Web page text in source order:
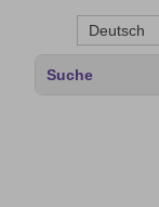
Deutsch